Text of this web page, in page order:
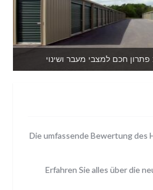
חכם למצבי מעבר ושינוי
Die umfassende Bewertung des
Erfahren Sie alles über die